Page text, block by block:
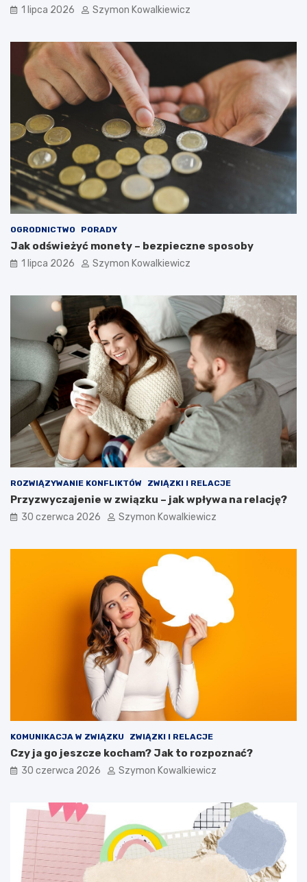
1 lipca 2026 Szymon Kowalkiewicz
OGRODNICTWO PORADY
Jak odświeżyć monety – bezpieczne sposoby
1 lipca 2026 Szymon Kowalkiewicz
ROZWIĄZYWANIE KONFLIKTÓW ZWIĄZKI I RELACJE
Przyzwyczajenie w związku – jak wpływa na relację?
30 czerwca 2026 Szymon Kowalkiewicz
KOMUNIKACJA W ZWIĄZKU ZWIĄZKI I RELACJE
Czy ja go jeszcze kocham? Jak to rozpoznać?
30 czerwca 2026 Szymon Kowalkiewicz